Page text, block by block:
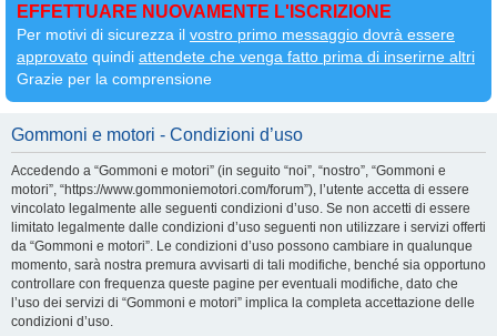
EFFETTUARE NUOVAMENTE L'ISCRIZIONE
Per motivi di sicurezza il vostro primo messaggio dovrà essere
approvato quindi attendete che venga fatto prima di inserirne altri
Grazie per la comprensione
Gommoni e motori - Condizioni d’uso
Accedendo a “Gommoni e motori” (in seguito “noi”, “nostro”, “Gommoni e
motori”, “https://www.gommoniemotori.com/forum”), l’utente accetta di essere
vincolato legalmente alle seguenti condizioni d’uso. Se non accetti di essere
limitato legalmente dalle condizioni d’uso seguenti non utilizzare i servizi offerti
da “Gommoni e motori”. Le condizioni d’uso possono cambiare in qualunque
momento, sarà nostra premura avvisarti di tali modifiche, benché sia opportuno
controllare con frequenza queste pagine per eventuali modifiche, dato che
l’uso dei servizi di “Gommoni e motori” implica la completa accettazione delle
condizioni d’uso.